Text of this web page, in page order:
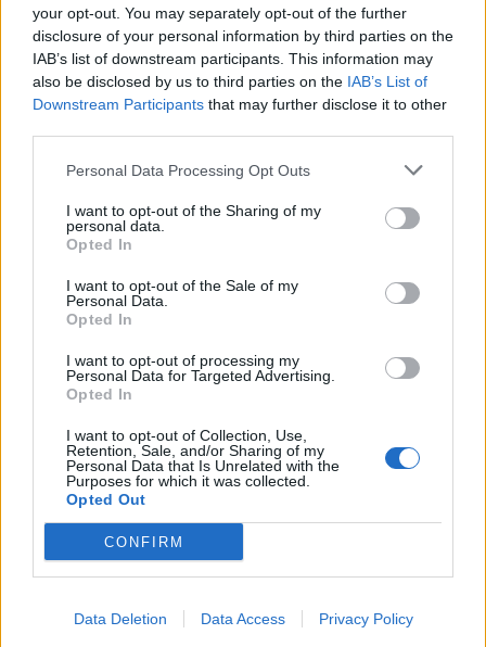
your opt-out. You may separately opt-out of the further
disclosure of your personal information by third parties on the
IAB’s list of downstream participants. This information may
also be disclosed by us to third parties on the IAB’s List of
Downstream Participants that may further disclose it to other
Personal Data Processing Opt Outs
I want to opt-out of the Sharing of my
personal data.
Opted In
I want to opt-out of the Sale of my
Personal Data.
Opted In
I want to opt-out of processing my
Personal Data for Targeted Advertising.
Opted In
I want to opt-out of Collection, Use,
Retention, Sale, and/or Sharing of my
Personal Data that Is Unrelated with the
Purposes for which it was collected.
Opted Out
CONFIRM
Data Deletion Data Access Privacy Policy
07/08/2026 - 16:38 ΕΠΙΧΕΙΡΗΣΕΙΣ
Στρατηγική επένδυση του EFA GROUP στη Fractal
για την ανάπτυξη προηγμένων αμυντικών
τεχνολογιών
Συνάλλαγμα: Το ευρώ ενισχύεται 0,08%, στα
07/08/2026 - 15:45 ΟΙΚΟΝΟΜΙΑ
Χρηματιστήριο: Στις 2.623,19 μονάδες ο Γενικός
Δείκτης Τιμών, με άνοδο 0,57%
07/08/2026 - 15:21 ΟΙΚΟΝΟΜΙΑ
Νέο κύμα καύσωνα στην Ευρώπη – Θερμοκρασίες
άνω των 40°C σε Ιταλία, Ισπανία και Βαλκάνια
07/08/2026 - 14:58
Fourlis: Συμφωνία για την πώληση συμμετοχής στο
Sofia South Ring Mall έναντι 49,35 εκατ. ευρώ
07/08/2026 - 14:39
ΥΠΠΟ: Επιχορηγήσεις 1.106.000 ευρώ για την
ενίσχυση των Πολυθεματικών Φεστιβάλ σε όλη την
07/08/2026 - 14:34 ΟΙΚΟΝΟΜΙΑ